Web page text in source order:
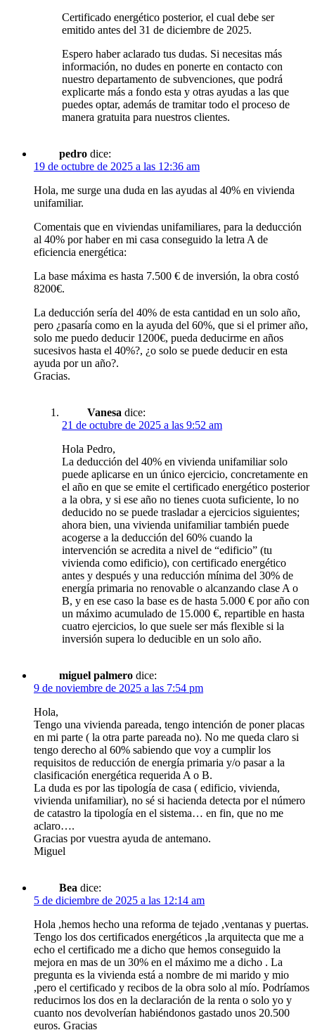
Certificado energético posterior, el cual debe ser
emitido antes del 31 de diciembre de 2025.
Espero haber aclarado tus dudas. Si necesitas más
información, no dudes en ponerte en contacto con
nuestro departamento de subvenciones, que podrá
explicarte más a fondo esta y otras ayudas a las que
puedes optar, además de tramitar todo el proceso de
manera gratuita para nuestros clientes.
pedro dice:
19 de octubre de 2025 a las 12:36 am
Hola, me surge una duda en las ayudas al 40% en vivienda
unifamiliar.
Comentais que en viviendas unifamiliares, para la deducción
al 40% por haber en mi casa conseguido la letra A de
eficiencia energética:
La base máxima es hasta 7.500 € de inversión, la obra costó
8200€.
La deducción sería del 40% de esta cantidad en un solo año,
pero ¿pasaría como en la ayuda del 60%, que si el primer año,
solo me puedo deducir 1200€, pueda deducirme en años
sucesivos hasta el 40%?, ¿o solo se puede deducir en esta
ayuda por un año?.
Gracias.
Vanesa dice:
21 de octubre de 2025 a las 9:52 am
Hola Pedro,
La deducción del 40% en vivienda unifamiliar solo
puede aplicarse en un único ejercicio, concretamente en
el año en que se emite el certificado energético posterior
a la obra, y si ese año no tienes cuota suficiente, lo no
deducido no se puede trasladar a ejercicios siguientes;
ahora bien, una vivienda unifamiliar también puede
acogerse a la deducción del 60% cuando la
intervención se acredita a nivel de “edificio” (tu
vivienda como edificio), con certificado energético
antes y después y una reducción mínima del 30% de
energía primaria no renovable o alcanzando clase A o
B, y en ese caso la base es de hasta 5.000 € por año con
un máximo acumulado de 15.000 €, repartible en hasta
cuatro ejercicios, lo que suele ser más flexible si la
inversión supera lo deducible en un solo año.
miguel palmero dice:
9 de noviembre de 2025 a las 7:54 pm
Hola,
Tengo una vivienda pareada, tengo intención de poner placas
en mi parte ( la otra parte pareada no). No me queda claro si
tengo derecho al 60% sabiendo que voy a cumplir los
requisitos de reducción de energía primaria y/o pasar a la
clasificación energética requerida A o B.
La duda es por las tipología de casa ( edificio, vivienda,
vivienda unifamiliar), no sé si hacienda detecta por el número
de catastro la tipología en el sistema… en fin, que no me
aclaro….
Gracias por vuestra ayuda de antemano.
Miguel
Bea dice:
5 de diciembre de 2025 a las 12:14 am
Hola ,hemos hecho una reforma de tejado ,ventanas y puertas.
Tengo los dos certificados energéticos ,la arquitecta que me a
echo el certificado me a dicho que hemos conseguido la
mejora en mas de un 30% en el máximo me a dicho . La
pregunta es la vivienda está a nombre de mi marido y mio
,pero el certificado y recibos de la obra solo al mío. Podríamos
reducirnos los dos en la declaración de la renta o solo yo y
cuanto nos devolverían habiéndonos gastado unos 20.500
euros. Gracias